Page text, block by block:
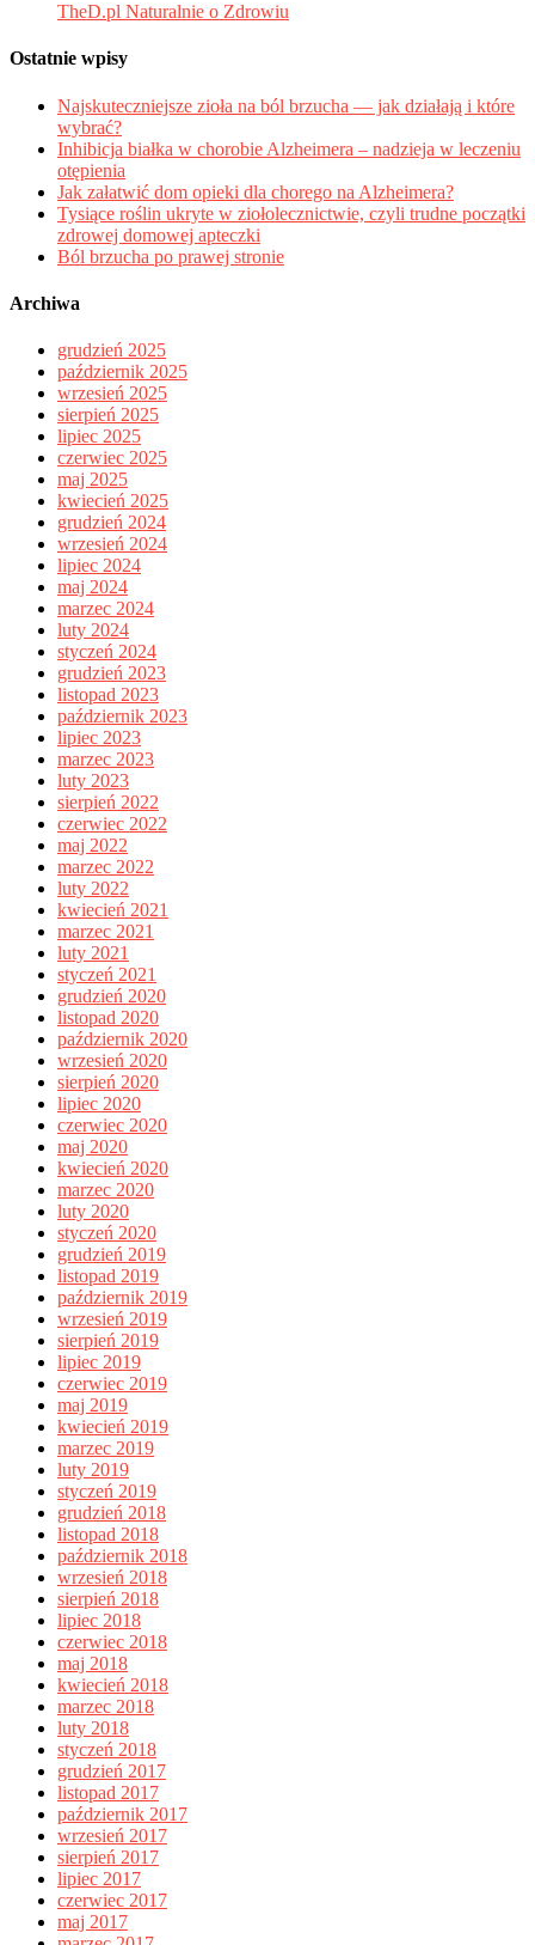
TheD.pl Naturalnie o Zdrowiu
Ostatnie wpisy
Najskuteczniejsze zioła na ból brzucha — jak działają i które
wybrać?
Inhibicja białka w chorobie Alzheimera – nadzieja w leczeniu
otępienia
Jak załatwić dom opieki dla chorego na Alzheimera?
Tysiące roślin ukryte w ziołolecznictwie, czyli trudne początki
zdrowej domowej apteczki
Ból brzucha po prawej stronie
Archiwa
grudzień 2025
październik 2025
wrzesień 2025
sierpień 2025
lipiec 2025
czerwiec 2025
maj 2025
kwiecień 2025
grudzień 2024
wrzesień 2024
lipiec 2024
maj 2024
marzec 2024
luty 2024
styczeń 2024
grudzień 2023
listopad 2023
październik 2023
lipiec 2023
marzec 2023
luty 2023
sierpień 2022
czerwiec 2022
maj 2022
marzec 2022
luty 2022
kwiecień 2021
marzec 2021
luty 2021
styczeń 2021
grudzień 2020
listopad 2020
październik 2020
wrzesień 2020
sierpień 2020
lipiec 2020
czerwiec 2020
maj 2020
kwiecień 2020
marzec 2020
luty 2020
styczeń 2020
grudzień 2019
listopad 2019
październik 2019
wrzesień 2019
sierpień 2019
lipiec 2019
czerwiec 2019
maj 2019
kwiecień 2019
marzec 2019
luty 2019
styczeń 2019
grudzień 2018
listopad 2018
październik 2018
wrzesień 2018
sierpień 2018
lipiec 2018
czerwiec 2018
maj 2018
kwiecień 2018
marzec 2018
luty 2018
styczeń 2018
grudzień 2017
listopad 2017
październik 2017
wrzesień 2017
sierpień 2017
lipiec 2017
czerwiec 2017
maj 2017